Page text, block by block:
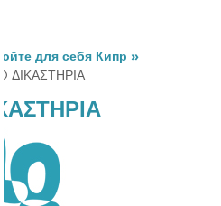
для себя Кипр »
ΔΙΚΑΣΤΗΡΙΑ